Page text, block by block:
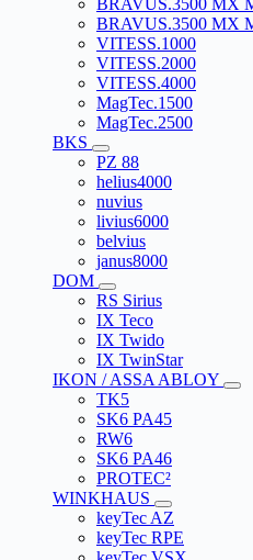
BRAVUS.3500 MX
BRAVUS.3500 MX
VITESS.1000
VITESS.2000
VITESS.4000
MagTec.1500
MagTec.2500
BKS
PZ 88
helius4000
nuvius
livius6000
belvius
janus8000
DOM
RS Sirius
IX Teco
IX Twido
IX TwinStar
IKON / ASSA ABLOY
TK5
SK6 PA45
RW6
SK6 PA46
PROTEC²
WINKHAUS
keyTec AZ
keyTec RPE